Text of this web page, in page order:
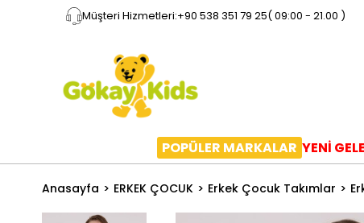
Müşteri Hizmetleri:+90 538 351 79 25( 09:00 - 21.00 )
POPÜLER MARKALAR YENİ
Anasayfa ERKEK ÇOCUK Erkek Çocuk Takımlar